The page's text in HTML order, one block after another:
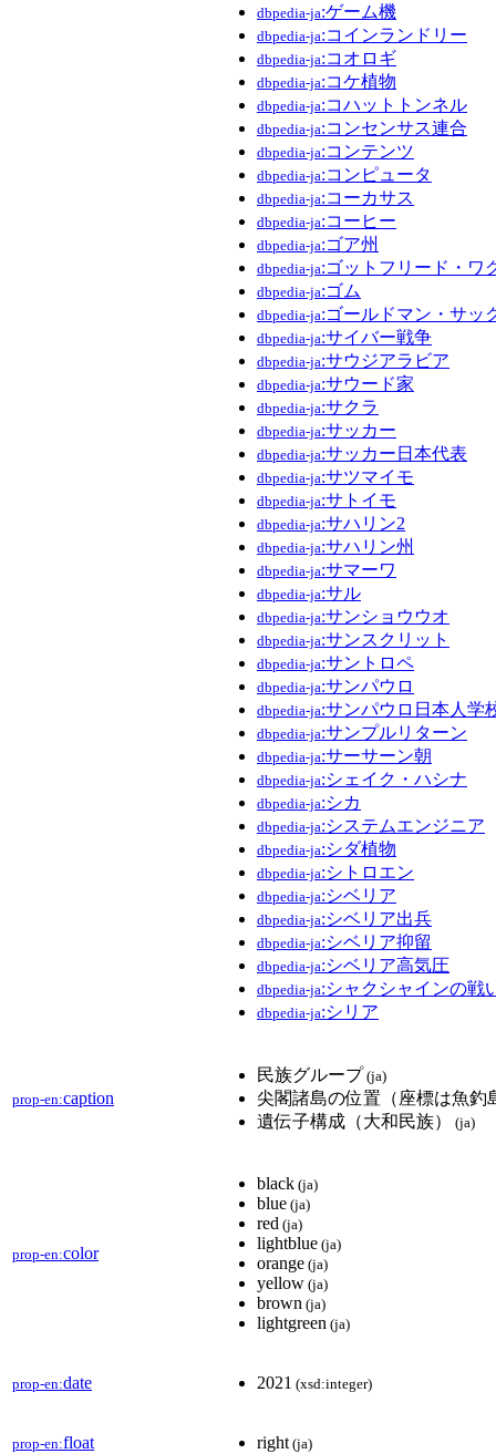
dbpedia-ja:ゲーム機
dbpedia-ja:コインランドリー
dbpedia-ja:コオロギ
dbpedia-ja:コケ植物
dbpedia-ja:コハットトンネル
dbpedia-ja:コンセンサス連合
dbpedia-ja:コンテンツ
dbpedia-ja:コンピュータ
dbpedia-ja:コーカサス
dbpedia-ja:コーヒー
dbpedia-ja:ゴア州
dbpedia-ja:ゴットフリード・ワ
dbpedia-ja:ゴム
dbpedia-ja:ゴールドマン・サッ
dbpedia-ja:サイバー戦争
dbpedia-ja:サウジアラビア
dbpedia-ja:サウード家
dbpedia-ja:サクラ
dbpedia-ja:サッカー
dbpedia-ja:サッカー日本代表
dbpedia-ja:サツマイモ
dbpedia-ja:サトイモ
dbpedia-ja:サハリン2
dbpedia-ja:サハリン州
dbpedia-ja:サマーワ
dbpedia-ja:サル
dbpedia-ja:サンショウウオ
dbpedia-ja:サンスクリット
dbpedia-ja:サントロペ
dbpedia-ja:サンパウロ
dbpedia-ja:サンパウロ日本人学
dbpedia-ja:サンプルリターン
dbpedia-ja:サーサーン朝
dbpedia-ja:シェイク・ハシナ
dbpedia-ja:シカ
dbpedia-ja:システムエンジニア
dbpedia-ja:シダ植物
dbpedia-ja:シトロエン
dbpedia-ja:シベリア
dbpedia-ja:シベリア出兵
dbpedia-ja:シベリア抑留
dbpedia-ja:シベリア高気圧
dbpedia-ja:シャクシャインの戦
dbpedia-ja:シリア
prop-en:caption
民族グループ (ja)
尖閣諸島の位置（座標は魚釣
遺伝子構成（大和民族）
(ja)
prop-en:color
black (ja)
blue (ja)
red (ja)
lightblue (ja)
orange (ja)
yellow (ja)
brown (ja)
lightgreen (ja)
prop-en:date 2021 (xsd:integer)
prop-en:float right (ja)